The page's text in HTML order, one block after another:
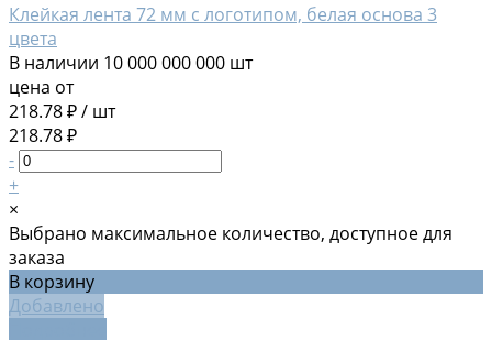
Клейкая лента 72 мм с логотипом, белая основа 3
цвета
В наличии 10 000 000 000 шт
цена от
218.78 ₽/ шт
218.78 ₽
-
+
×
Выбрано максимальное количество, доступное для
заказа
В корзину
Добавлено